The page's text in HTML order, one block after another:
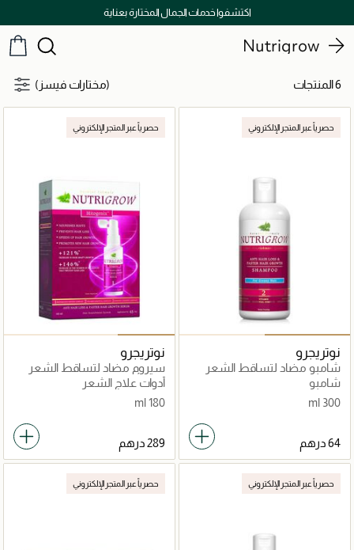
اكتشفوا خدمات الجمال المختارة بعناية
Nutrigrow
6 المنتجات (مختارات فيسز)
حصرياً عبر المتجر الإلكتروني
نوتريجرو
شامبو مضاد لتساقط الشعر
ونمو سريع للشعر الدهني
شامبو
300 ml
حصرياً عبر المتجر الإلكتروني
نوتريجرو
سيروم مضاد لتساقط الشعر
ونمو أسرع
أدوات علاج الشعر
180 ml
حصرياً عبر المتجر الإلكتروني حصرياً عبر المتجر الإلكتروني